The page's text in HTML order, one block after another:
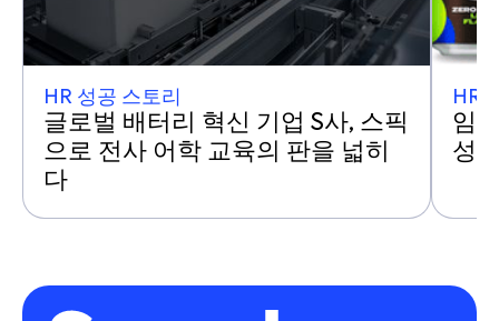
HR 성공 스토리
글로벌 배터리 혁신 기업 S사, 스픽
으로 전사 어학 교육의 판을 넓히
다
HR
임
성